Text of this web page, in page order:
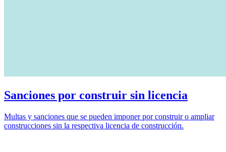
Sanciones por construir sin licencia
Multas y sanciones que se pueden imponer por construir o ampliar
construcciones sin la respectiva licencia de construcción.